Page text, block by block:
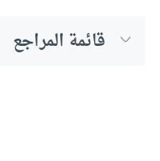
قائمة المراجع